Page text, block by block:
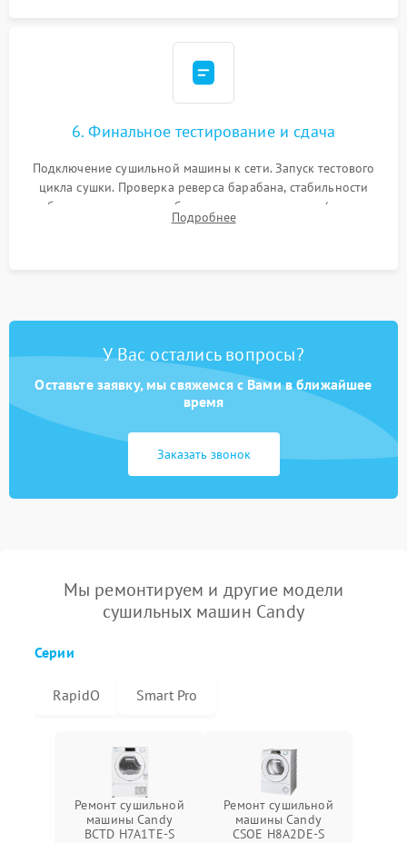
6. Финальное тестирование и сдача
Подключение сушильной машины к сети. Запуск тестового
цикла сушки. Проверка реверса барабана, стабильности
набора температуры, работы дренажного насоса (откачка
конденсата) и отсутствия посторонних скрипов, стуков или
Подробнее
У Вас остались вопросы?
Оставьте заявку, мы свяжемся с Вами в ближайшее
время
Заказать звонок
Мы ремонтируем и другие модели
сушильных машин Candy
Серии
RapidO Smart Pro
Ремонт сушильной
машины Candy
BCTD H7A1TE-S
Ремонт сушильной
машины Candy
CSOE H8A2DE-S